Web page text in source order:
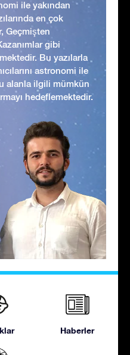
ile yakından
en çok
Geçmişten
gibi
Bu yazılarla
astronomi ile
alanla ilgili mümkün
hedeflemektedir.
Haberler